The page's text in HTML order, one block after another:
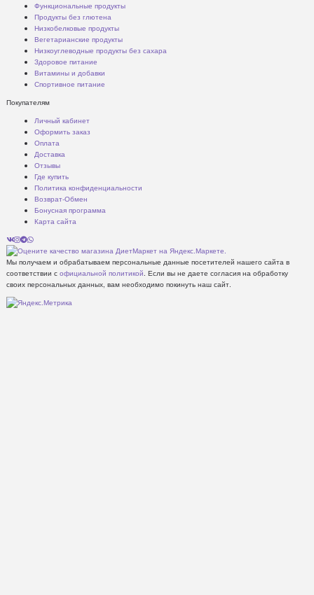
Функциональные продукты
Продукты без глютена
Низкобелковые продукты
Вегетарианские продукты
Низкоуглеводные продукты без сахара
Здоровое питание
Витамины и добавки
Спортивное питание
Покупателям
Личный кабинет
Оформить заказ
Оплата
Доставка
Отзывы
Где купить
Политика конфиденциальности
Возврат-Обмен
Бонусная программа
Карта сайта
Мы получаем и обрабатываем персональные данные посетителей нашего сайта в
соответствии с официальной политикой. Если вы не даете согласия на обработку
своих персональных данных, вам необходимо покинуть наш сайт.